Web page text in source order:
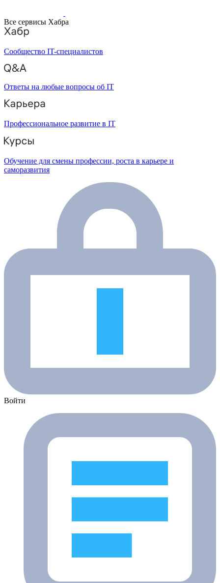
Все сервисы Хабра
Сообщество IT-специалистов
Ответы на любые вопросы об IT
Профессиональное развитие в IT
Обучение для смены профессии, роста в карьере и
саморазвития
Войти